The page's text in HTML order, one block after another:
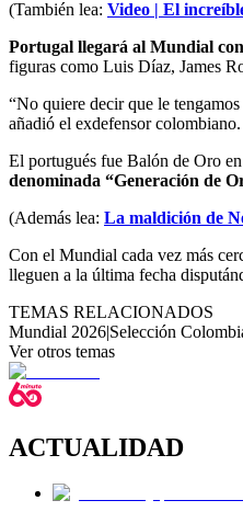
(También lea: Video | El
Portugal llegará al Mundial
figuras como Luis Díaz, James
“No quiere decir que le
añadió el exdefensor colombiano.
El portugués fue Balón de Oro
denominada “Generación de
(Además lea: La maldición de
Con el Mundial cada vez más
lleguen a la última fecha
TEMAS RELACIONADOS
Mundial 2026|Selección
Ver otros temas
ACTUALIDAD